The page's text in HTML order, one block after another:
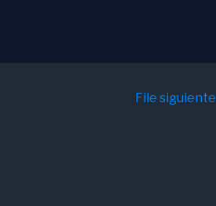
File siguiente